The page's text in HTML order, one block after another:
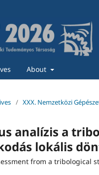
About
/ XXX. Nemzetközi
analízis a
lokális
from a tribological